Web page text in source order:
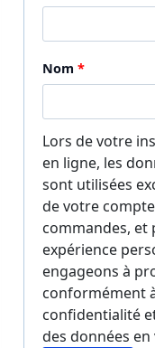
i
r
Nom*
Lors de votre
en ligne, les
sont utilisées
de votre
commandes,
expérience
engageons à
conformément
confidentialité
des données en